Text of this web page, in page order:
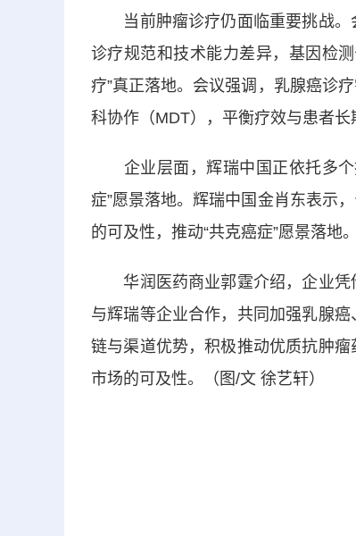
当前肿瘤诊疗仍面临重要挑战。
诊疗规范和技术能力差异，基因检
疗”真正落地。会议强调，乳腺癌诊
科协作（MDT），平衡疗效与患者长
企业层面，辉瑞中国正依托多个
症”愿景落地。辉瑞中国金肖东表示
的可及性，推动“共克癌症”愿景落地。
华润医药商业郭霆介绍，企业凭
与辉瑞等企业合作，共同加强乳腺
链与渠道优势，积极推动优质抗肿
市场的可及性。（图/文 徐艺轩）